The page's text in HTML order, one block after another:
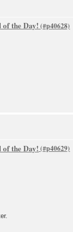
of the Day!
of the Day!